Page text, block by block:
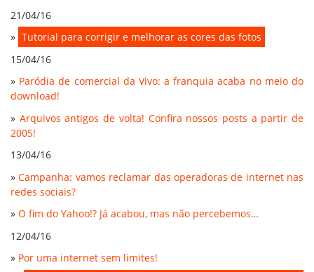
21/04/16
» Tutorial para corrigir e melhorar as cores das fotos
15/04/16
» Paródia de comercial da Vivo: a franquia acaba no meio do
download!
» Arquivos antigos de volta! Confira nossos posts a partir de
2005!
13/04/16
»Campanha: vamos reclamar das operadoras de internet nas
redes sociais?
» O fim do Yahoo!? Já acabou, mas não percebemos…
12/04/16
» Por uma internet sem limites!